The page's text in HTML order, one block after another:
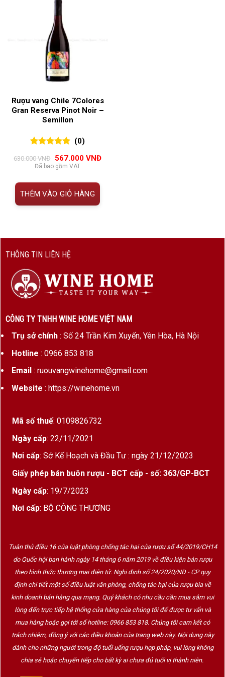
Rượu vang Chile 7Colores
Gran Reserva Pinot Noir –
Semillon
đánh giá
(0)
630.000VNĐ Giá
gốc
là:
630.000 VNĐ.
567.000 VNĐGiá
Đã bao gồm VAT
THÊM VÀO GIỎ HÀNG
THÔNG TIN LIÊN HỆ
CÔNG TY TNHH WINE HOME VIỆT NAM
Trụ sở chính: Số 24 Trần Kim Xuyến, Yên Hòa, Hà Nội
Hotline : 0966 853 818
Email : ruouvangwinehome@gmail.com
Website : https://winehome.vn
Mã số thuế: 0109826732
Ngày cấp: 22/11/2021
Nơi cấp: Sở Kế Hoạch và Đầu Tư : ngày 21/12/2023
Giấy phép bán buôn rượu - BCT cấp - số: 363/GP-BCT
Ngày cấp: 19/7/2023
Nơi cấp: BỘ CÔNG THƯƠNG
Tuân thủ điều 16 của luật phòng chống tác hại của rượu số 44/2019/CH14
do Quốc hội ban hành ngày 14 tháng 6 năm 2019 về điều kiện bán rượu
theo hình thức thương mại điện tử. Nghị định số 24/2020/NĐ - CP quy
định chi tiết một số điều luật văn phòng, chống tác hại của rượu bia về
kinh doanh bán hàng qua mạng. Quý khách có nhu cầu cần mua sắm vui
lòng đến trực tiếp hệ thống cửa hàng của chúng tôi để được tư vấn và
mua hàng hoặc gọi tới số hotline: 0966 853 818. Chúng tôi cam kết có
trách nhiệm, đồng ý với các điều khoản của trang web này. Nội dung này
dành cho những người trong độ tuổi uống rượu hợp pháp, vui lòng không
chia sẻ hoặc chuyển tiếp cho bất kỳ ai chưa đủ tuổi vị thành niên.